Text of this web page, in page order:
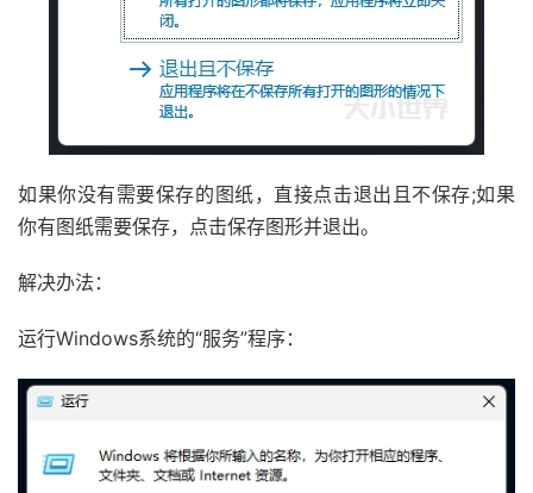
如果你没有需要保存的图纸，直接点击退出且不保存;如果
你有图纸需要保存，点击保存图形并退出。
解决办法：
运行Windows系统的“服务”程序：